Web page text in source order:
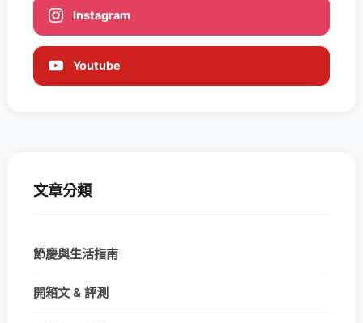
Instagram
Youtube
文章分類
節慶與生活指南
開箱文 & 評測